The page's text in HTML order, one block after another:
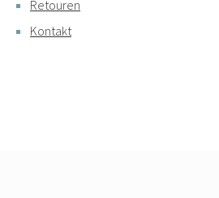
Retouren
Kontakt